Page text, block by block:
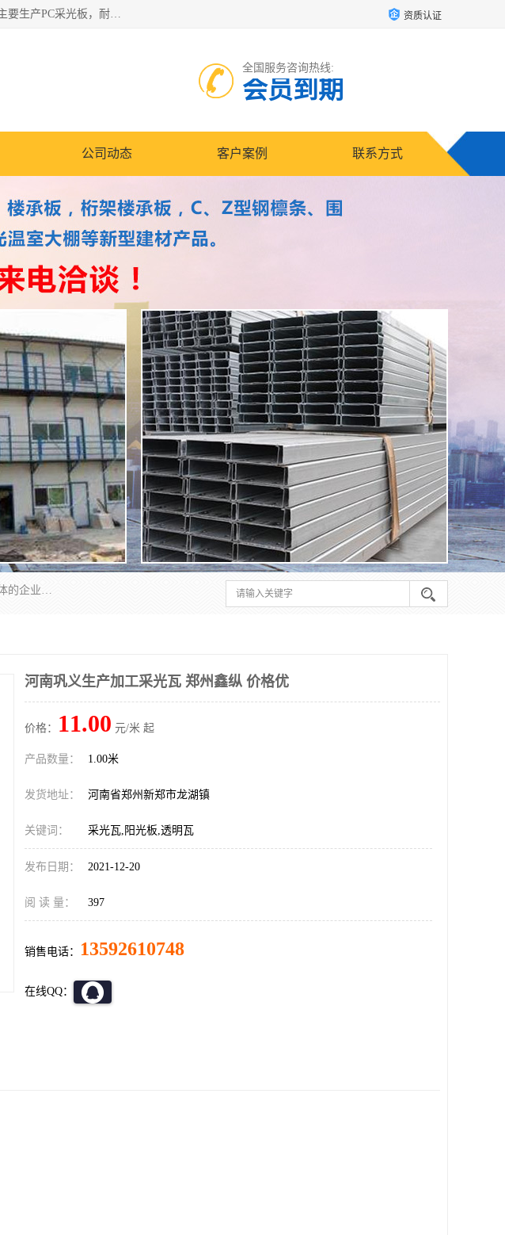
郑州鑫纵建材有限公司供应阳光板，彩钢板，彩钢钢构工程是一家集生产销售租赁安装于一体的企业，主要生产PC采光板，耐力板，仿古琉璃采光板，岩棉板、彩钢压型板、镀锌压型板、桁架楼承板，C、Z型钢檩条、围挡板、轻钢结构，阳光温室大棚等新型建材产品。公司旗下有多台移动式高空压瓦机租赁，承接全国各地业务，专业对外租赁各种型号压瓦机。 资质认证
全国服务咨询热线:
会员到期
公司动态 客户案例 联系方式
郑州鑫纵建材有限公司供应阳光板，彩钢板，彩钢钢构工程是一家集生产销售租赁安装于一体的企业，主要生产PC采光板，耐力板，仿古琉璃采光板，岩棉板、彩钢压型板、镀锌压型板、桁架楼承板，C、Z型钢檩条、围挡板、轻钢结构，阳光温室大棚等新型建材产品。公司旗下有多台移动式高空压瓦机租赁，承接全国各地业务，专业对外租赁各种型号压瓦机。
河南巩义生产加工采光瓦 郑州鑫纵 价格优
价格： 11.00 元/米 起
产品数量： 1.00米
发货地址： 河南省郑州新郑市龙湖镇
关键词： 采光瓦,阳光板,透明瓦
发布日期： 2021-12-20
阅 读 量： 397
销售电话： 13592610748
在线QQ：